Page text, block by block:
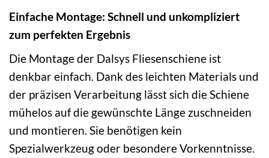
Einfache Montage: Schnell und unkompliziert
zum perfekten Ergebnis
Die Montage der Dalsys Fliesenschiene ist
denkbar einfach. Dank des leichten Materials und
der präzisen Verarbeitung lässt sich die Schiene
mühelos auf die gewünschte Länge zuschneiden
und montieren. Sie benötigen kein
Spezialwerkzeug oder besondere Vorkenntnisse.